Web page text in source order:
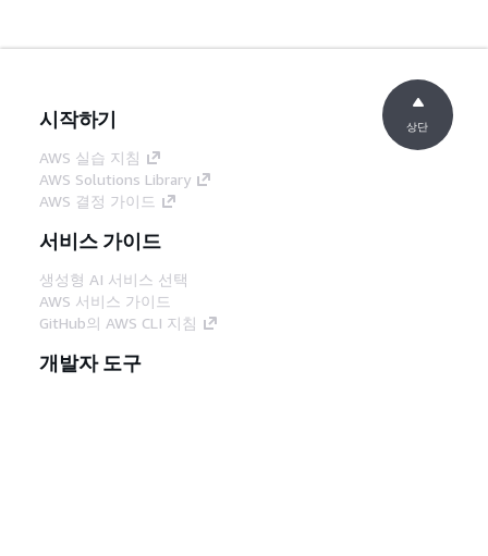
시작하기
AWS 실습 지침
AWS Solutions Library
AWS 결정 가이드
서비스 가이드
생성형 AI 서비스 선택
AWS 서비스 가이드
GitHub의 AWS CLI 지침
개발자 도구
상단